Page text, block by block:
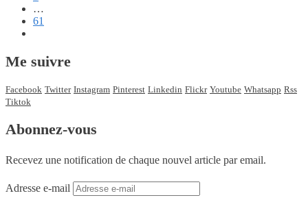
…
61
Me suivre
Facebook Twitter Instagram Pinterest Linkedin Flickr Youtube Whatsapp Rss
Tiktok
Abonnez-vous
Recevez une notification de chaque nouvel article par email.
Adresse e-mail